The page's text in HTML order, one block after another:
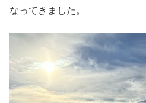
なってきました。